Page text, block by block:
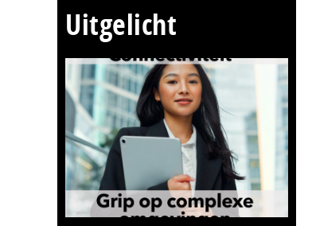
Uitgelicht